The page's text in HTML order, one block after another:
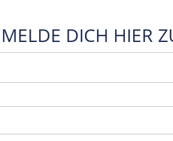
DICH HIER